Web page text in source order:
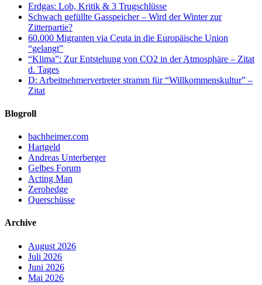
Erdgas: Lob, Kritik & 3 Trugschlüsse
Schwach gefüllte Gasspeicher – Wird der Winter zur
Zitterpartie?
60.000 Migranten via Ceuta in die Europäische Union
“gelangt”
“Klima”: Zur Entstehung von CO2 in der Atmosphäre – Zitat
d. Tages
D: Arbeitnehmervertreter stramm für “Willkommenskultur” –
Zitat
Blogroll
bachheimer.com
Hartgeld
Andreas Unterberger
Gelbes Forum
Acting Man
Zerohedge
Querschüsse
Archive
August 2026
Juli 2026
Juni 2026
Mai 2026